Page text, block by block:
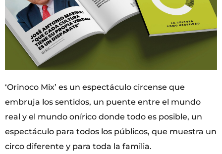
‘Orinoco Mix’ es un espectáculo circense que
embruja los sentidos, un puente entre el mundo
real y el mundo onírico donde todo es posible, un
espectáculo para todos los públicos, que muestra un
circo diferente y para toda la familia.